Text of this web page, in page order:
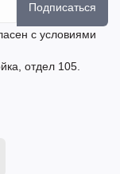
Подписаться
с условиями
отдел 105.